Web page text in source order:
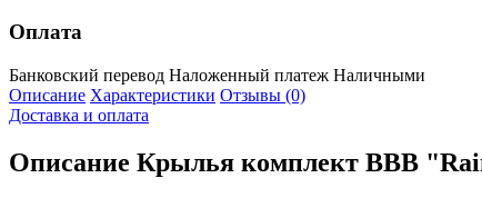
Оплата
Банковский перевод Наложенный платеж Наличными
Описание Характеристики Отзывы (0)
Доставка и оплата
Описание Крылья комплект BBB